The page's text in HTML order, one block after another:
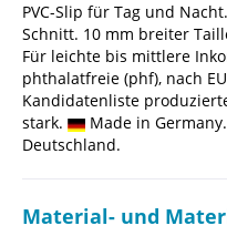
PVC-Slip für Tag und
Schnitt. 10 mm breiter
Für leichte bis mittlere
phthalatfreie (phf), nach
Kandidatenliste
stark.
Made in
Deutschland.
Material- und